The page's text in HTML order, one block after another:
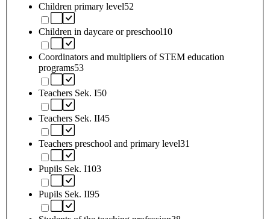
Children primary level52
Children in daycare or preschool10
Coordinators and multipliers of STEM education
programs53
Teachers Sek. I50
Teachers Sek. II45
Teachers preschool and primary level31
Pupils Sek. I103
Pupils Sek. II95